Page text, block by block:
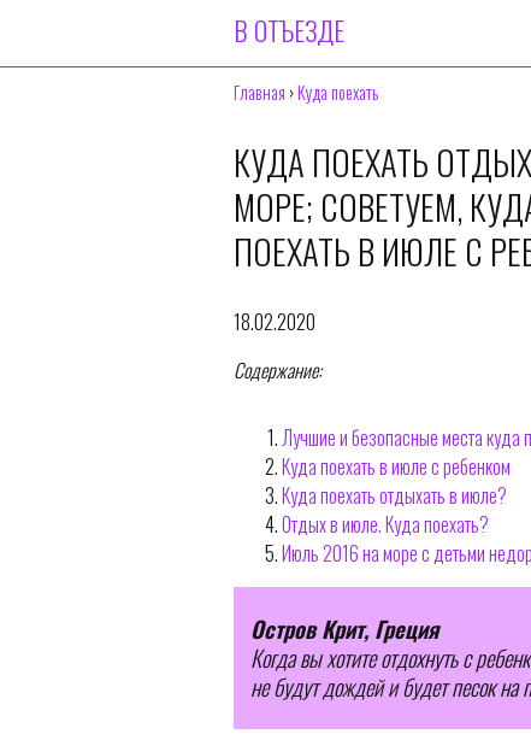
В ОТЪЕЗДЕ
Главная ›Куда поехать
КУДА ПОЕХАТЬ
МОРЕ; СОВЕТУЕМ,
ПОЕХАТЬ В ИЮЛЕ С
18.02.2020
Содержание:
Лучшие и безопасные места куда
Куда поехать в июле с ребенком
Куда поехать отдыхать в июле?
Отдых в июле. Куда поехать?
Июль 2016 на море с детьми
Остров Крит, Греция
Когда вы хотите отдохнуть с
не будут дождей и будет песок на